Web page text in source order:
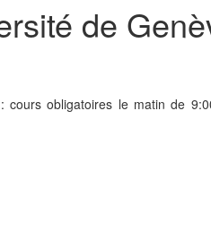
de
obligatoires le matin de